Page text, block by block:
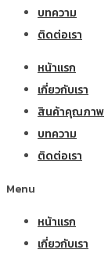
บทความ
ติดต่อเรา
หน้าแรก
เกี่ยวกับเรา
สินค้าคุณภาพ
บทความ
ติดต่อเรา
Menu
หน้าแรก
เกี่ยวกับเรา